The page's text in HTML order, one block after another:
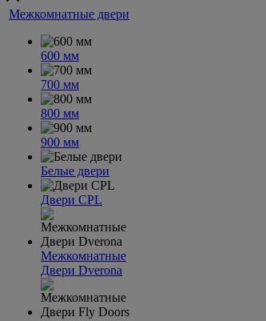
Межкомнатные двери
600 мм
700 мм
800 мм
900 мм
Белые двери
Двери CPL
Межкомнатные
Двери Dverona